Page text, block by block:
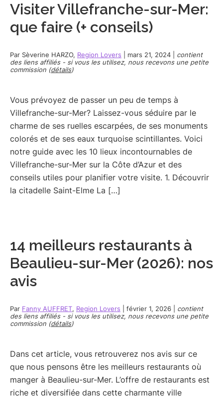
Visiter Villefranche-sur-Mer:
que faire (+ conseils)
Par Sèverine HARZO, Region Lovers mars 21, 2024
contient
des liens affiliés - si vous les utilisez, nous recevons une petite
commission (détails)
Vous prévoyez de passer un peu de temps à
Villefranche-sur-Mer? Laissez-vous séduire par le
charme de ses ruelles escarpées, de ses monuments
colorés et de ses eaux turquoise scintillantes. Voici
notre guide avec les 10 lieux incontournables de
Villefranche-sur-Mer sur la Côte d’Azur et des
conseils utiles pour planifier votre visite. 1. Découvrir
la citadelle Saint-Elme La […]
14 meilleurs restaurants à
Beaulieu-sur-Mer (2026): nos
avis
Par Fanny AUFFRET, Region Lovers février 1, 2026
contient
des liens affiliés - si vous les utilisez, nous recevons une petite
commission (détails)
Dans cet article, vous retrouverez nos avis sur ce
que nous pensons être les meilleurs restaurants où
manger à Beaulieu-sur-Mer. L’offre de restaurants est
riche et diversifiée dans cette charmante ville